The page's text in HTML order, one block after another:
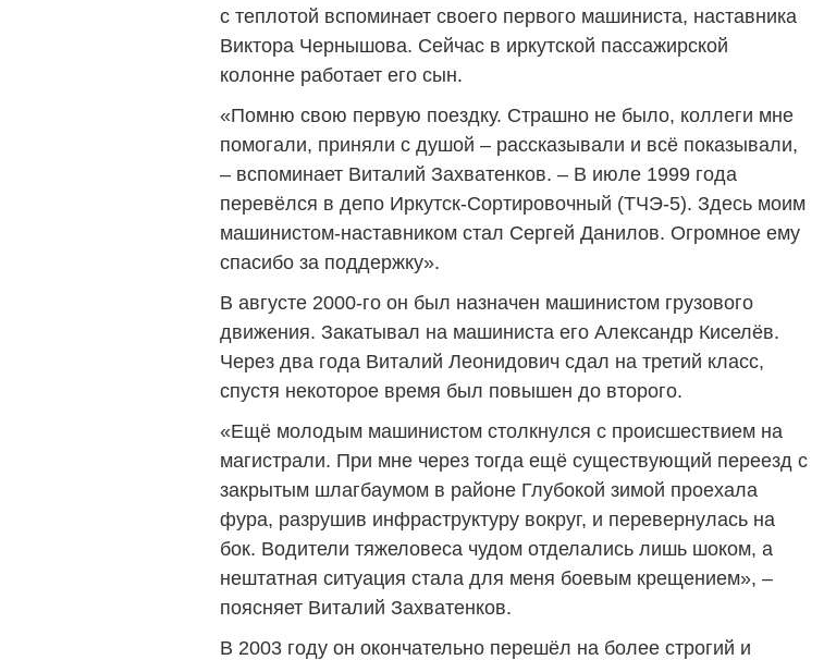
с теплотой вспоминает своего первого машиниста, наставника
Виктора Чернышова. Сейчас в иркутской пассажирской
колонне работает его сын.
«Помню свою первую поездку. Страшно не было, коллеги мне
помогали, приняли с душой – рассказывали и всё показывали,
– вспоминает Виталий Захватенков. – В июле 1999 года
перевёлся в депо Иркутск-Сортировочный (ТЧЭ-5). Здесь моим
машинистом-наставником стал Сергей Данилов. Огромное ему
спасибо за поддержку».
В августе 2000-го он был назначен машинистом грузового
движения. Закатывал на машиниста его Александр Киселёв.
Через два года Виталий Леонидович сдал на третий класс,
спустя некоторое время был повышен до второго.
«Ещё молодым машинистом столкнулся с происшествием на
магистрали. При мне через тогда ещё существующий переезд с
закрытым шлагбаумом в районе Глубокой зимой проехала
фура, разрушив инфраструктуру вокруг, и перевернулась на
бок. Водители тяжеловеса чудом отделались лишь шоком, а
нештатная ситуация стала для меня боевым крещением», –
поясняет Виталий Захватенков.
В 2003 году он окончательно перешёл на более строгий и